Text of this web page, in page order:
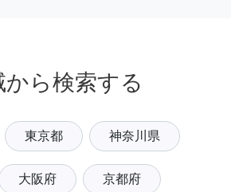
から検索する
東京都 神奈川県
大阪府 京都府